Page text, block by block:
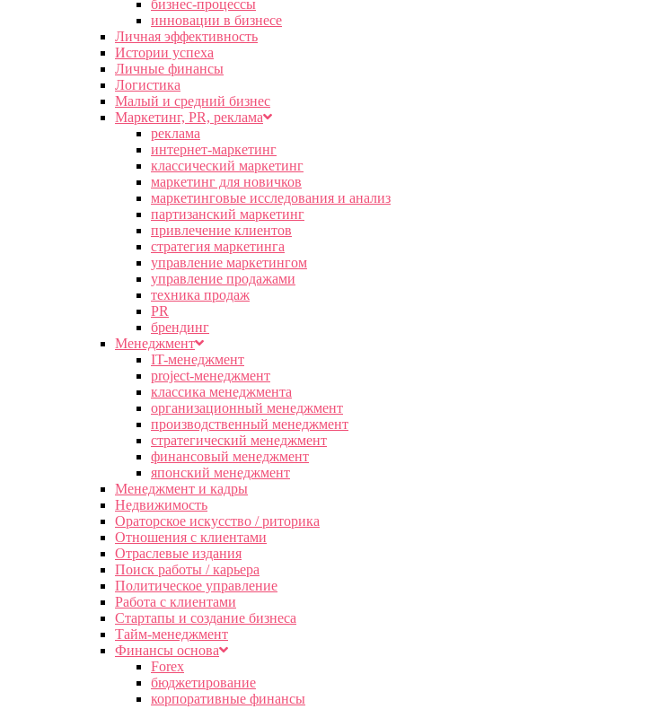
бизнес-процессы
инновации в бизнесе
Личная эффективность
Истории успеха
Личные финансы
Логистика
Малый и средний бизнес
Маркетинг, PR, реклама
реклама
интернет-маркетинг
классический маркетинг
маркетинг для новичков
маркетинговые исследования и анализ
партизанский маркетинг
привлечение клиентов
стратегия маркетинга
управление маркетингом
управление продажами
техника продаж
PR
брендинг
Менеджмент
IT-менеджмент
project-менеджмент
классика менеджмента
организационный менеджмент
производственный менеджмент
стратегический менеджмент
финансовый менеджмент
японский менеджмент
Менеджмент и кадры
Недвижимость
Ораторское искусство / риторика
Отношения с клиентами
Отраслевые издания
Поиск работы / карьера
Политическое управление
Работа с клиентами
Стартапы и создание бизнеса
Тайм-менеджмент
Финансы основа
Forex
бюджетирование
корпоративные финансы